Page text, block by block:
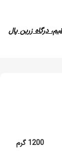
درگاه زرین پال
1200 گرم